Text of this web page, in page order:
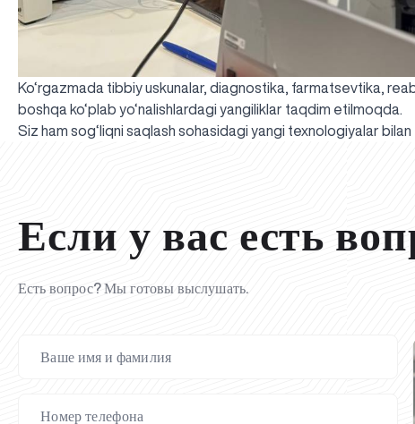
Ko‘rgazmada tibbiy uskunalar, diagnostika, farmatsevtika,
boshqa ko‘plab yo‘nalishlardagi yangiliklar taqdim etilmoqda.
Siz ham sog‘liqni saqlash sohasidagi yangi texnologiyalar
Если у вас есть
Есть вопрос? Мы готовы выслушать.